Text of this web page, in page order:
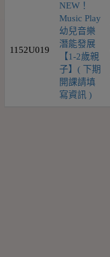
1152U019
NEW！
Music Play
幼兒音樂
潛能發展
【1-2歲親
子】( 下期
開課請填
寫資訊 )